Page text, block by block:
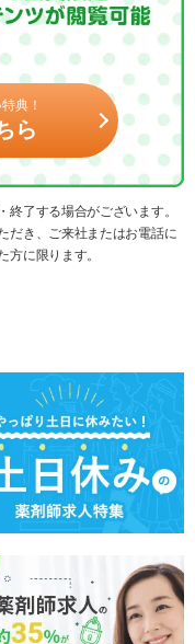
典！
ら
了する場合がございます。
だき、ご来社またはお電話に
に限ります。